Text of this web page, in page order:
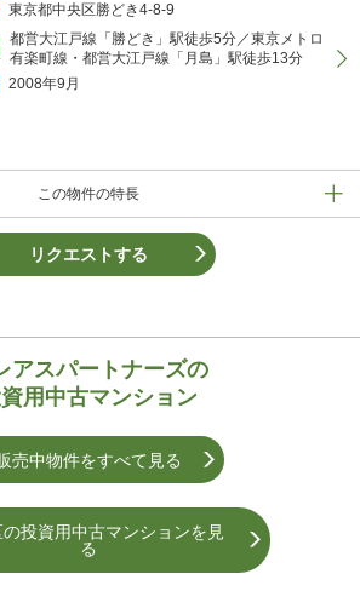
この物件の特長
東京都中央区勝どき4-8-9
都営大江戸線「勝どき」駅徒歩5分／東京メトロ
有楽町線・都営大江戸線「月島」駅徒歩13分
2008年9月
リクエストする
アスパートナーズの
用中古マンション
売中物件をすべて見る
投資用中古マンションを⾒
る